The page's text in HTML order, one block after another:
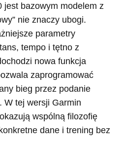
jest bazowym modelem z
nie znaczy ubogi.
parametry
tempo i tętno z
nowa funkcja
zaprogramować
bieg przez podanie
W tej wersji Garmin
wspólną filozofię
dane i trening bez